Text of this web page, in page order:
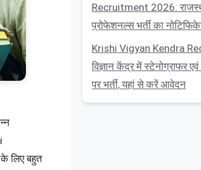
के लिए बहुत
Recruitment 2026:
प्रोफेशनल्स भर्ती का
Krishi Vigyan Kendra
विज्ञान केंद्र में स्टेनोग्राफर
पर भर्ती, यहां से करें आवेदन